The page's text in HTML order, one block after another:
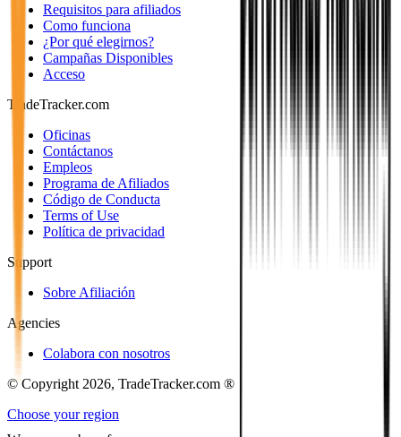
Requisitos para afiliados
Como funciona
¿Por qué elegirnos?
Campañas Disponibles
Acceso
TradeTracker.com
Oficinas
Contáctanos
Empleos
Programa de Afiliados
Código de Conducta
Terms of Use
Política de privacidad
Support
Sobre Afiliación
Agencies
Colabora con nosotros
© Copyright 2026, TradeTracker.com ®
Choose your region